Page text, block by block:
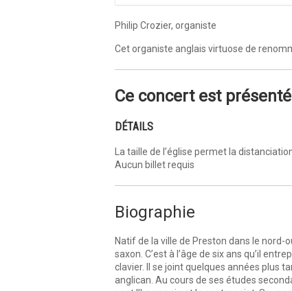
Philip Crozier, organiste
Cet organiste anglais virtuose de
Ce concert est
DÉTAILS
La taille de l’église permet la
Aucun billet requis
Biographie
Natif de la ville de Preston dans le nord-
saxon. C’est à l’âge de six ans qu’il
clavier. Il se joint quelques années plus
anglican. Au cours de ses études